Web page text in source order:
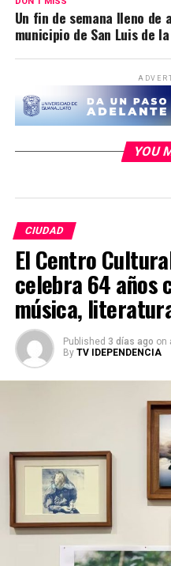
Un fin de semana lleno de
municipio de San Luis de
YOU
CIUDAD
El Centro
celebra 64 años
música,
Published 3 días ago on
By TV IDEPENDENCIA